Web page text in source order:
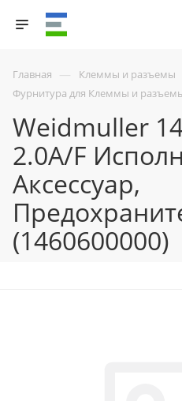
Главная — Клеммы и разъемы
Фурнитура для Клеммы и
Weidmuller
2.0A/F
Аксессуар,
(1460600000)